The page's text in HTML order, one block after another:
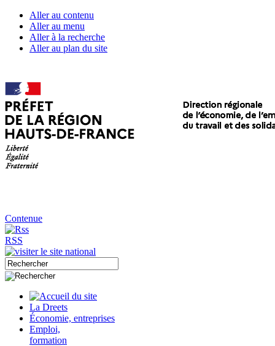
Aller au contenu
Aller au menu
Aller à la recherche
Aller au plan du site
Contenue
RSS
La Dreets
Économie, entreprises
Emploi,
formation